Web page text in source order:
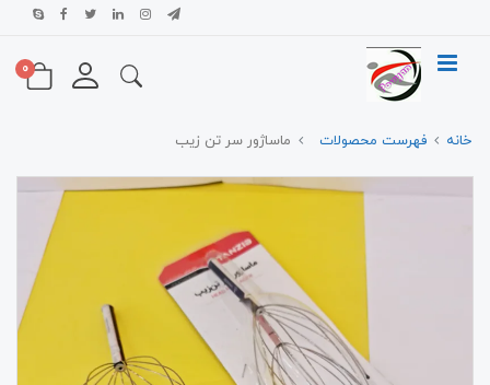
0
خانه فهرست محصولات ماساژور سر تن زیب